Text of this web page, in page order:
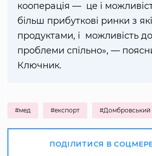
кооперація — це і
більш прибуткові ринки з
продуктами, і можливість
проблеми спільно», —
Ключник.
#мед #експорт #Домбровський
ПОДІЛИТИСЯ В